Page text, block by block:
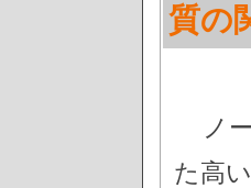
質の
ノ
た高